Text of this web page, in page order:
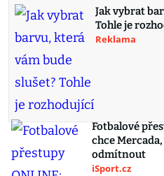
Jak vybrat
Tohle je
Reklama
Fotbalové
chce
odmítnout
iSport.cz